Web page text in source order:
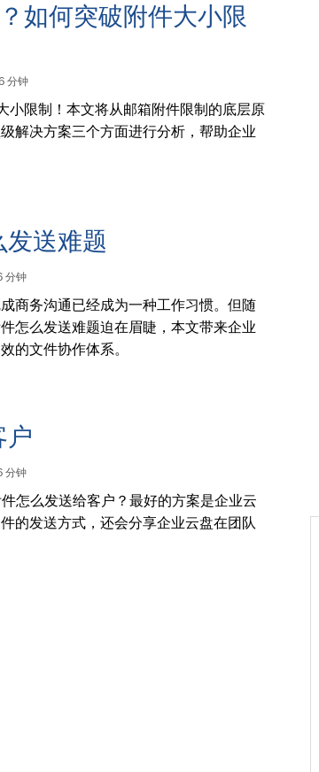
如何突破附件大小限
分钟
小限制！本文将从邮箱附件限制的底层原
解决方案三个方面进行分析，帮助企业
送难题
分钟
商务沟通已经成为一种工作习惯。但随
怎么发送难题迫在眉睫，本文带来企业
的文件协作体系。
户
分钟
怎么发送给客户？最好的方案是企业云
的发送方式，还会分享企业云盘在团队